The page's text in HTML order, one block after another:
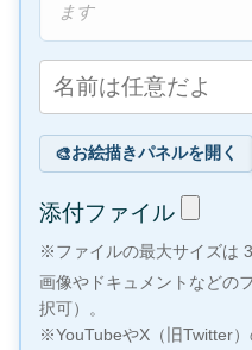
ます
🎨お絵描きパネルを開く
添付ファイル
※ファイルの最大サイズは
画像やドキュメントなどの
択可）。
※YouTubeやX（旧Twitter